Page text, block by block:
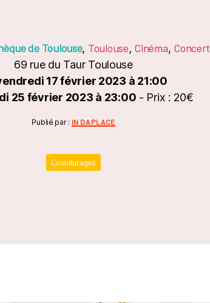
de Toulouse, Toulouse, Cinéma, Concert
69 rue du Taur Toulouse
17 février 2023 à 21:00
25 février 2023 à 23:00 - Prix : 20€
Catégories
Publié par : IN DA PLACE
Covoiturages